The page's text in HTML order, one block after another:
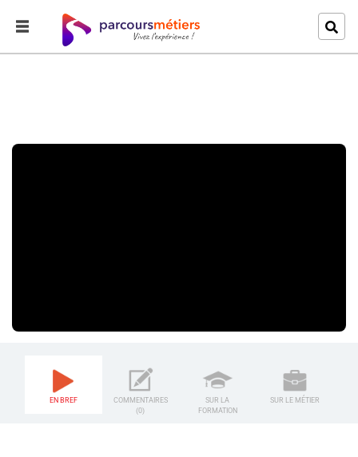
EN BREF
COMMENTAIRES
(0)
SUR LA
FORMATION
SUR LE MÉTIER